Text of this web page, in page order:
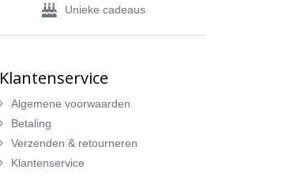
Unieke cadeaus
Klantenservice
Algemene voorwaarden
Betaling
Verzenden & retourneren
Klantenservice